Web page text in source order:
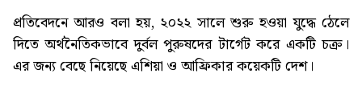
প্রতিবেদনে আরও বলা হয়, ২০২২ সালে শুরু হওয়া যুদ্ধে ঠেলে
দিতে অর্থনৈতিকভাবে দুর্বল পুরুষদের টার্গেট করে একটি চক্র।
এর জন্য বেছে নিয়েছে এশিয়া ও আফ্রিকার কয়েকটি দেশ।